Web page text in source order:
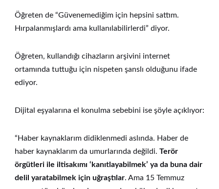
Öğreten de “Güvenemediğim için hepsini sattım.
Hırpalanmışlardı ama kullanılabilirlerdi” diyor.
Öğreten, kullandığı cihazların arşivini internet
ortamında tuttuğu için nispeten şanslı olduğunu ifade
ediyor.
Dijital eşyalarına el konulma sebebini ise şöyle açıklıyor:
“Haber kaynaklarım didiklenmedi aslında. Haber de
haber kaynaklarım da umurlarında değildi. Terör
örgütleri ile iltisakımı ‘kanıtlayabilmek’ ya da buna dair
delil yaratabilmek için uğraştılar. Ama 15 Temmuz